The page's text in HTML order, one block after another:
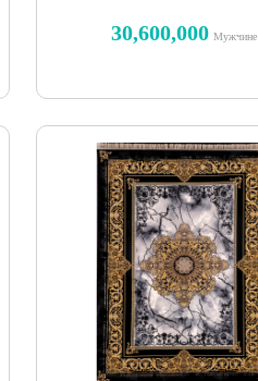
однотонный пол
30,600,000 Мужчине